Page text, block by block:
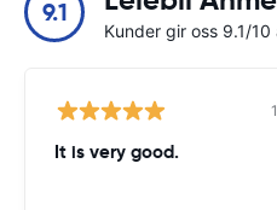
9.1
Kunder gir oss 9.1/
It is very good.